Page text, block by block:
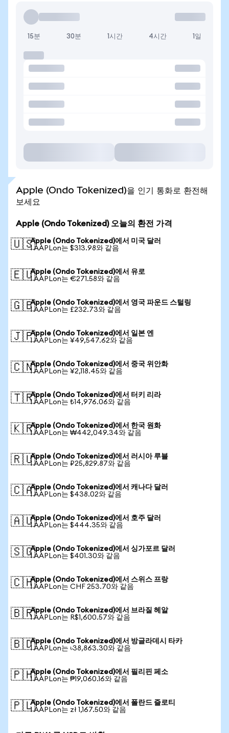
15분 30분 1시간 4시간 1일
Apple (Ondo Tokenized)을 인기 통화로 환전해
보세요
Apple (Ondo Tokenized) 오늘의 환전 가격
🇺🇸Apple (Ondo Tokenized)에서 미국 달러
1 AAPLon는 $313.98와 같음
🇪🇺Apple (Ondo Tokenized)에서 유로
1 AAPLon는 €271.58와 같음
🇬🇧Apple (Ondo Tokenized)에서 영국 파운드 스털링
1 AAPLon는 £232.73와 같음
🇯🇵Apple (Ondo Tokenized)에서 일본 엔
1 AAPLon는 ¥49,547.62와 같음
🇨🇳Apple (Ondo Tokenized)에서 중국 위안화
1 AAPLon는 ¥2,118.45와 같음
🇹🇷Apple (Ondo Tokenized)에서 터키 리라
1 AAPLon는 ₺14,976.06와 같음
🇰🇷Apple (Ondo Tokenized)에서 한국 원화
1 AAPLon는 ₩442,049.34와 같음
🇷🇺Apple (Ondo Tokenized)에서 러시아 루블
1 AAPLon는 ₽25,829.87와 같음
🇨🇦Apple (Ondo Tokenized)에서 캐나다 달러
1 AAPLon는 $438.02와 같음
🇦🇺Apple (Ondo Tokenized)에서 호주 달러
1 AAPLon는 $444.35와 같음
🇸🇬Apple (Ondo Tokenized)에서 싱가포르 달러
1 AAPLon는 $401.30와 같음
🇨🇭Apple (Ondo Tokenized)에서 스위스 프랑
1 AAPLon는 CHF 253.70와 같음
🇧🇷Apple (Ondo Tokenized)에서 브라질 헤알
1 AAPLon는 R$1,600.57와 같음
🇧🇩Apple (Ondo Tokenized)에서 방글라데시 타카
1 AAPLon는 ৳38,863.30와 같음
🇵🇭Apple (Ondo Tokenized)에서 필리핀 페소
1 AAPLon는 ₱19,060.16와 같음
🇵🇱Apple (Ondo Tokenized)에서 폴란드 즐로티
1 AAPLon는 zł 1,167.50와 같음